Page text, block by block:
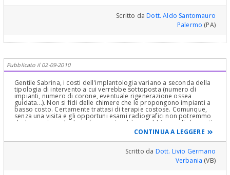
Scritto daDott. Aldo Santomauro
Palermo (PA)
Pubblicato il 02-09-2010
Gentile Sabrina, i costi dell'implantologia variano a seconda della
tipologia di intervento a cui verrebbe sottoposta (numero di
impianti, numero di corone, eventuale rigenerazione ossea
guidata...). Non si fidi delle chimere che le propongono impianti a
basso costo. Certamente trattasi di terapie costose. Comunque,
senza una visita e gli opportuni esami radiografici non potremmo
darle una risposta da un forum, giacchè non abbiamo gli elementi
per poter inquadrare il suo caso. Provi ad informarsi presso l'Asl
del suo paese se nella sua zona le terapie implantologiche
vengono coperte dal Sistema Sanitario Nazionale. Cordialmente
CONTINUA A LEGGERE
Scritto da Dott. Livio Germano
Verbania (VB)